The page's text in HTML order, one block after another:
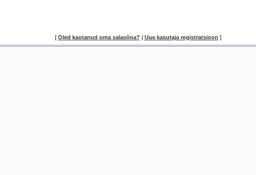
[ Oled kaotanud oma salasõna? | Uue kasutaja registratsioon ]